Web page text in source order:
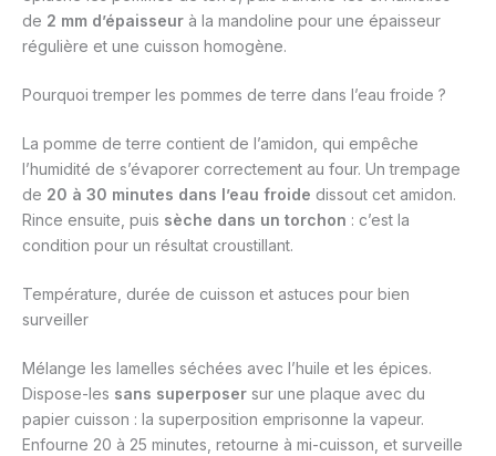
de 2 mm d’épaisseur à la mandoline pour une épaisseur
régulière et une cuisson homogène.
Pourquoi tremper les pommes de terre dans l’eau froide ?
La pomme de terre contient de l’amidon, qui empêche
l’humidité de s’évaporer correctement au four. Un trempage
de 20 à 30 minutes dans l’eau froide dissout cet amidon.
Rince ensuite, puis sèche dans un torchon : c’est la
condition pour un résultat croustillant.
Température, durée de cuisson et astuces pour bien
surveiller
Mélange les lamelles séchées avec l’huile et les épices.
Dispose-les sans superposer sur une plaque avec du
papier cuisson : la superposition emprisonne la vapeur.
Enfourne 20 à 25 minutes, retourne à mi-cuisson, et surveille